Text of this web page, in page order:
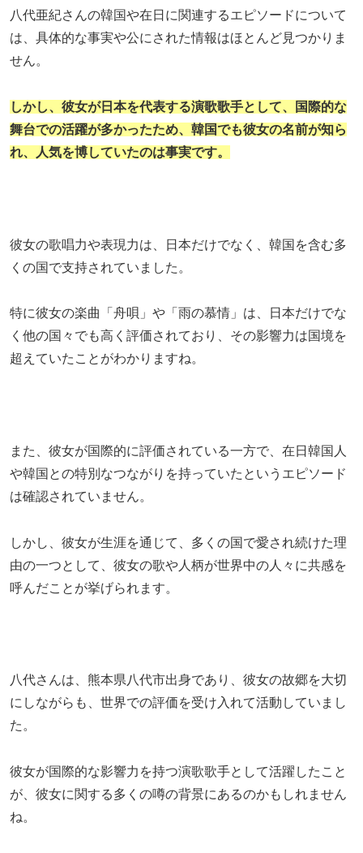
八代亜紀さんの韓国や在日に関連するエピソードについて
は、具体的な事実や公にされた情報はほとんど見つかりま
せん。
しかし、彼女が日本を代表する演歌歌手として、国際的な
舞台での活躍が多かったため、韓国でも彼女の名前が知ら
れ、人気を博していたのは事実です。
彼女の歌唱力や表現力は、日本だけでなく、韓国を含む多
くの国で支持されていました。
特に彼女の楽曲「舟唄」や「雨の慕情」は、日本だけでな
く他の国々でも高く評価されており、その影響力は国境を
超えていたことがわかりますね。
また、彼女が国際的に評価されている一方で、在日韓国人
や韓国との特別なつながりを持っていたというエピソード
は確認されていません。
しかし、彼女が生涯を通じて、多くの国で愛され続けた理
由の一つとして、彼女の歌や人柄が世界中の人々に共感を
呼んだことが挙げられます。
八代さんは、熊本県八代市出身であり、彼女の故郷を大切
にしながらも、世界での評価を受け入れて活動していまし
た。
彼女が国際的な影響力を持つ演歌歌手として活躍したこと
が、彼女に関する多くの噂の背景にあるのかもしれません
ね。